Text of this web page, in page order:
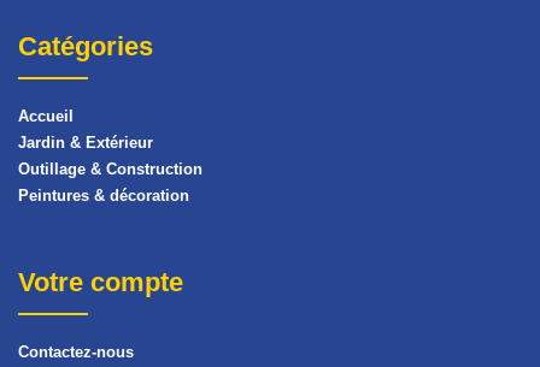
Catégories
Accueil
Jardin & Extérieur
Outillage & Construction
Peintures & décoration
Votre compte
Contactez-nous